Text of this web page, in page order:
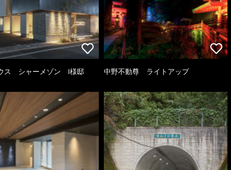
ス シャーメゾン I様邸 中野不動尊 ライトアップ